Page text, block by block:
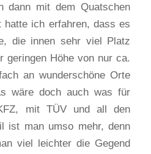
dann mit dem Quatschen
hatte ich erfahren, dass es
die innen sehr viel Platz
geringen Höhe von nur ca.
an wunderschöne Orte
wäre doch auch was für
mit TÜV und all den
ist man umso mehr, denn
viel leichter die Gegend